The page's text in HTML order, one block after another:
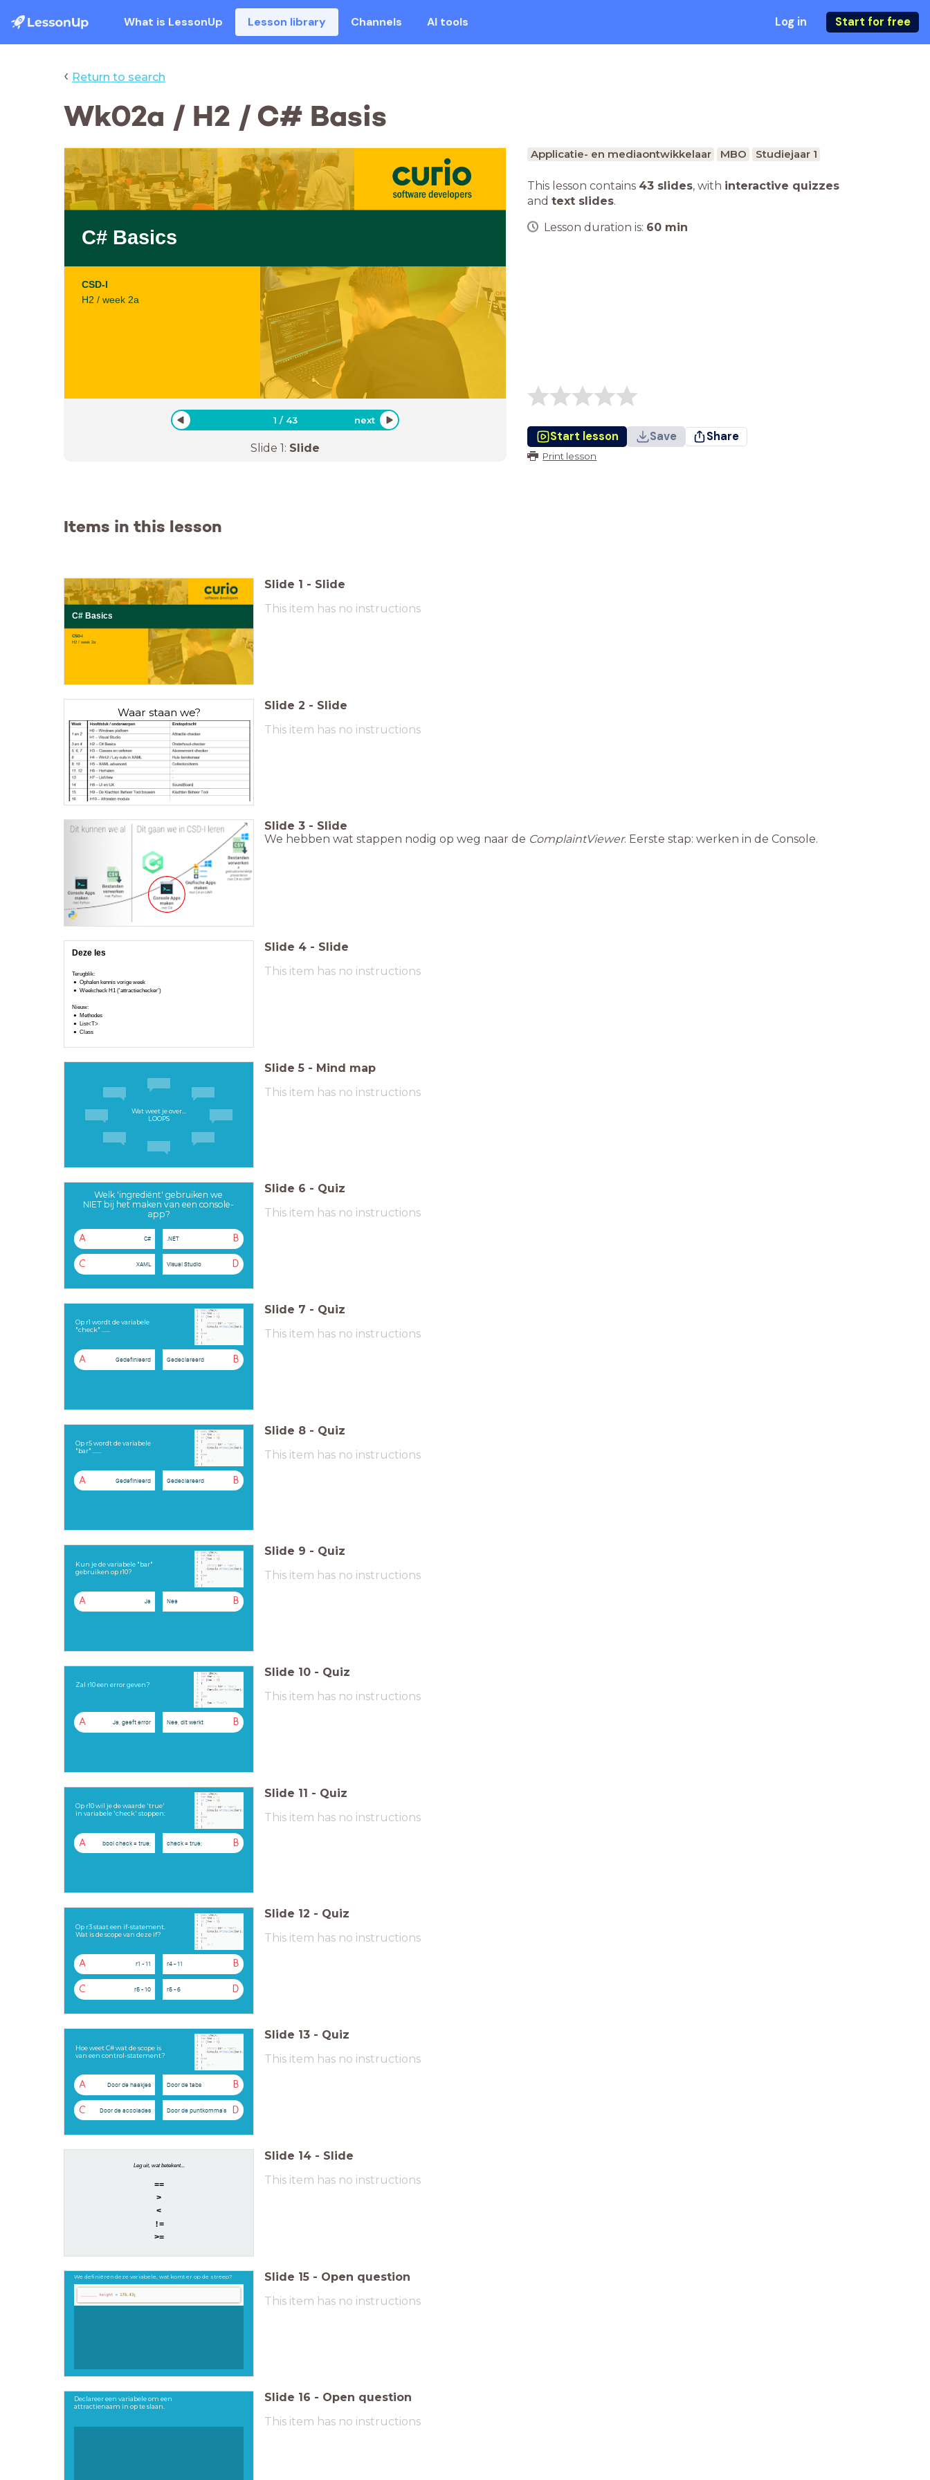
What is LessonUp Lesson library Channels AI tools Log in Start for free
‹ Return to search
Wk02a / H2 / C# Basis
C# Basics
CSD-I
H2 / week 2a
1 / 43 next
Slide 1: Slide
Applicatie- en mediaontwikkelaar MBO Studiejaar 1
This lesson contains 43 slides, with interactive quizzes
and text slides.
Lesson duration is: 60 min
Start lesson Save Share
Print lesson
Items in this lesson
C# Basics
CSD-I
H2 / week 2a
Slide 1 - Slide
This item has no instructions
Waar staan we?
Slide 2 - Slide
This item has no instructions
Slide 3 - Slide
We hebben wat stappen nodig op weg naar de ComplaintViewer. Eerste stap: werken in de Console.
Deze les
Terugblik:
Ophalen kennis vorige week
Weekcheck H1 ('attractiechecker')
Nieuw:
Methodes
List<T>
Class
Slide 4 - Slide
This item has no instructions
Wat weet je over...
LOOPS
Slide 5 - Mind map
This item has no instructions
Welk 'ingrediënt' gebruiken we
NIET bij het maken van een console-
app?
A C# B
.NET
C XAML D
Visual Studio
Slide 6 - Quiz
This item has no instructions
Op r1 wordt de variabele
"check" ......
A Gedefinieerd B
Gedeclareerd
Slide 7 - Quiz
This item has no instructions
Op r5 wordt de variabele
"bar" ......
A Gedefinieerd B
Gedeclareerd
Slide 8 - Quiz
This item has no instructions
Kun je de variabele "bar"
gebruiken op r10?
A Ja B
Nee
Slide 9 - Quiz
This item has no instructions
Zal r10 een error geven?
A Ja, geeft error B
Nee, dit werkt
Slide 10 - Quiz
This item has no instructions
Op r10 wil je de waarde 'true'
in variabele 'check' stoppen:
A bool check = true; B
check = true;
Slide 11 - Quiz
This item has no instructions
Op r3 staat een if-statement.
Wat is de scope van deze if?
A r1 - 11 B
r4 - 11
C r5 - 10 D
r5 - 6
Slide 12 - Quiz
This item has no instructions
Hoe weet C# wat de scope is
van een control-statement?
A Door de haakjes B
Door de tabs
C Door de accolades D
Door de puntkomma's
Slide 13 - Quiz
This item has no instructions
Leg uit, wat betekent...
==
>
<
!=
>=
Slide 14 - Slide
This item has no instructions
We definiëren deze variabele, wat komt er op de streep? Slide 15 - Open question
This item has no instructions
Declareer een variabele om een
attractienaam in op te slaan.
Slide 16 - Open question
This item has no instructions